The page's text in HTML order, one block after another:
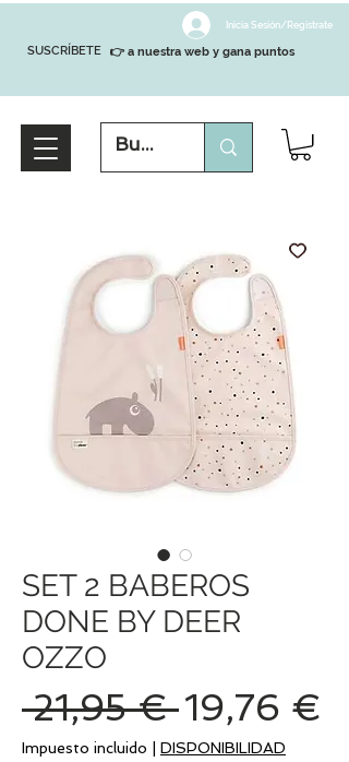
SUSCRÍBETE
Inicia Sesión/Regístrate
👉 a nuestra web y gana puntos
SET 2 BABEROS
DONE BY DEER
OZZO
21,95 € Precio
19,76 €
Impuesto incluido DISPONIBILIDAD